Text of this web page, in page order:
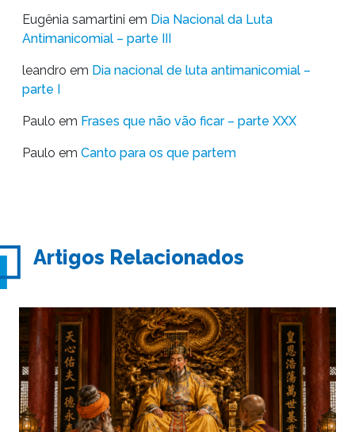
Eugênia samartini em Dia Nacional da Luta
Antimanicomial – parte III
leandro em Dia nacional de luta antimanicomial –
parte I
Paulo em Frases que não vão ficar – parte XXX
Paulo em Canto para os que partem
Artigos Relacionados